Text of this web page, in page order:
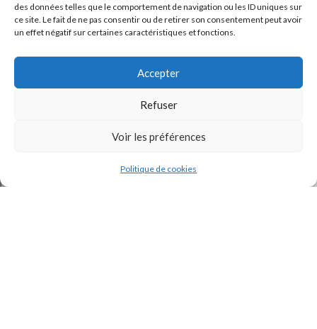
des données telles que le comportement de navigation ou les ID uniques sur
ce site. Le fait de ne pas consentir ou de retirer son consentement peut avoir
un effet négatif sur certaines caractéristiques et fonctions.
Accepter
Refuser
Voir les préférences
Politique de cookies
Politique de confidentialitéde ce site.